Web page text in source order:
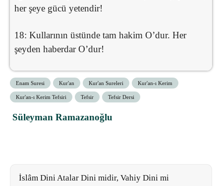
her şeye gücü yetendir!
18: Kullarının üstünde tam hakim O’dur. Her
şeyden haberdar O’dur!
Enam Suresi Kur'an Kur'an Sureleri Kur'an-ı Kerim
Kur'an-ı Kerim Tefsiri Tefsir Tefsir Dersi
Süleyman Ramazanoğlu
İslâm Dini Atalar Dini midir, Vahiy Dini mi